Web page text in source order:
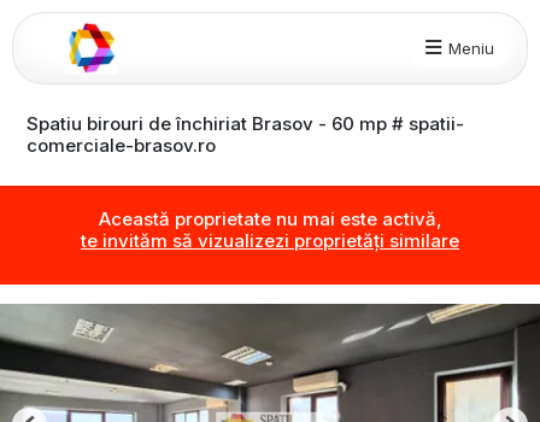
Meniu
Spatiu birouri de închiriat Brasov - 60 mp # spatii-
comerciale-brasov.ro
Această proprietate nu mai este activă,
te invităm să vizualizezi proprietăți similare